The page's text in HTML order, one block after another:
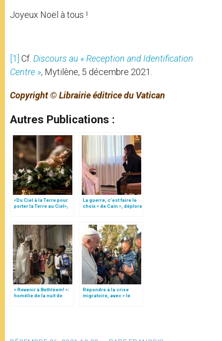
Joyeux Noël à tous !
[1] Cf. Discours au « Reception and Identification
Centre », Mytilène, 5 décembre 2021.
Copyright © Librairie éditrice du Vatican
Autres Publications :
«Du Ciel à la Terre pour
porter la Terre au Ciel»,
La guerre, c’est faire le
choix « de Caïn », déplore
« Revenir à Bethléem! »:
homélie de la nuit de
Noël (texte complet)
Répondre à la crise
migratoire, avec « le